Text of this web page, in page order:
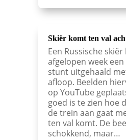
Skiër komt ten val
Een Russische
afgelopen week
stunt uitgehaald
afloop. Beelden
op YouTube
goed is te zien hoe
de trein aan gaat
ten val komt. De
schokkend, maar…